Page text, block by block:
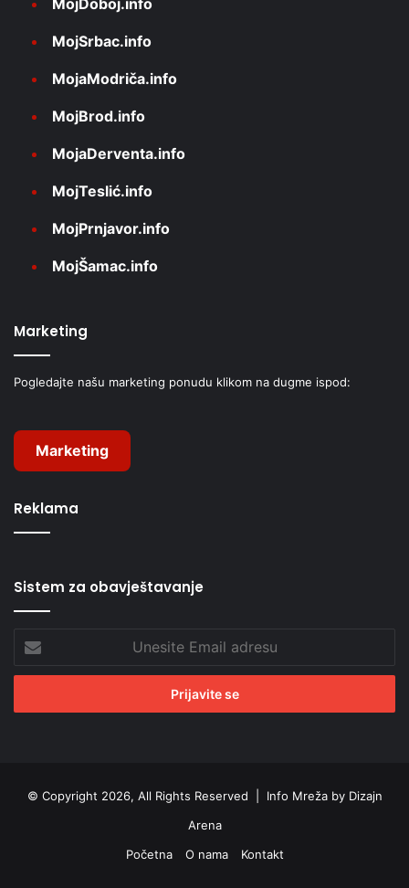
MojSrbac.info
MojaModriča.info
MojBrod.info
MojaDerventa.info
MojTeslić.info
MojPrnjavor.info
MojŠamac.info
Marketing
Pogledajte našu marketing ponudu klikom na dugme ispod:
Marketing
Reklama
Sistem za obavještavanje
Email
adresu
© Copyright 2026, All Rights Reserved | Info Mreža by Dizajn
Arena
Početna
O nama Kontakt